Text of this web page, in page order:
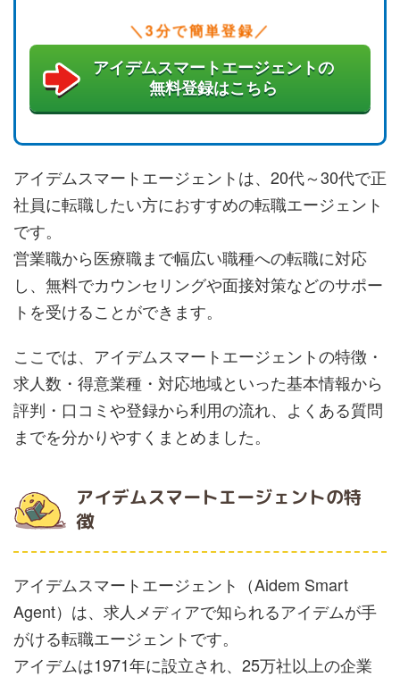
3分で簡単登録
アイデムスマートエージェントの
無料登録はこちら
アイデムスマートエージェントは、20代～30代で正
社員に転職したい方におすすめの転職エージェント
です。
営業職から医療職まで幅広い職種への転職に対応
し、無料でカウンセリングや面接対策などのサポー
トを受けることができます。
ここでは、アイデムスマートエージェントの特徴・
求人数・得意業種・対応地域といった基本情報から
評判・口コミや登録から利用の流れ、よくある質問
までを分かりやすくまとめました。
アイデムスマートエージェントの特
徴
アイデムスマートエージェント（Aidem Smart
Agent）は、求人メディアで知られるアイデムが手
がける転職エージェントです。
アイデムは1971年に設立され、25万社以上の企業